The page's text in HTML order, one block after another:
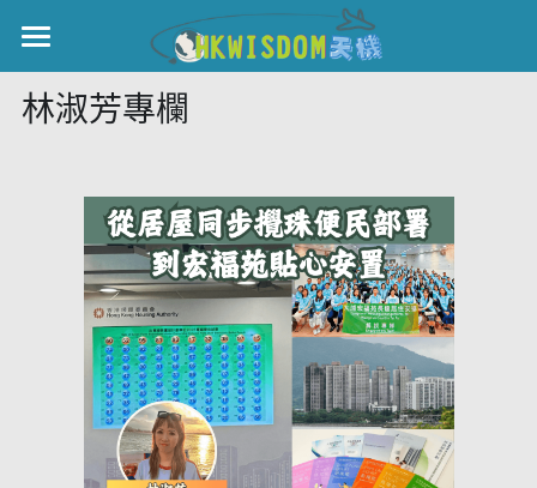
主頁
伊美戰爭
黎智英案
正本清源•黎智英案
美西媒體謊言實錄
宏福火災
宏福‧革新
宏福苑聽證會
宏福火災正視聽
港聞
中國
國際
林淑芳專欄
部落格分類
中國
親子
國際
娛樂
KOL 精選